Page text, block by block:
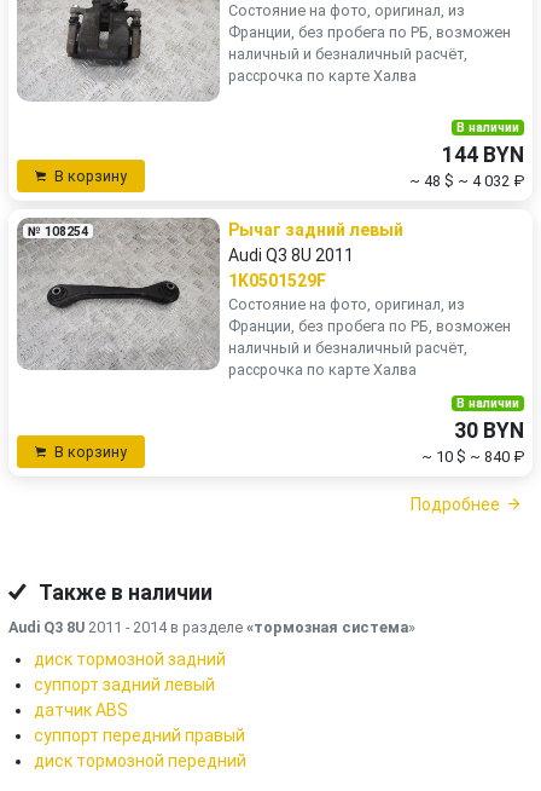
Состояние на фото, оригинал, из
Франции, без пробега по РБ, возможен
наличный и безналичный расчёт,
рассрочка по карте Халва
В корзину
В наличии
144 BYN
~ 48 $ ~ 4 032 ₽
№ 108254
Рычаг задний левый
Audi Q3 8U 2011
1K0501529F
Состояние на фото, оригинал, из
Франции, без пробега по РБ, возможен
наличный и безналичный расчёт,
рассрочка по карте Халва
В корзину
В наличии
30 BYN
~ 10 $ ~ 840 ₽
Подробнее
Также в наличии
Audi Q3 8U 2011 - 2014 в разделе «тормозная система»
диск тормозной задний
суппорт задний левый
датчик ABS
суппорт передний правый
диск тормозной передний